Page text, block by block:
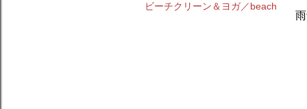
ビーチクリーン＆ヨガ／beach